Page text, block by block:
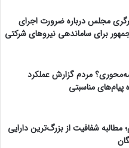
مجلس درباره ضرورت اجرای
برای ساماندهی نیروهای شرکتی
مردم گزارش عملکرد
پیام‌های مناسبتی
مطالبه شفافیت از بزرگ‌ترین دارایی